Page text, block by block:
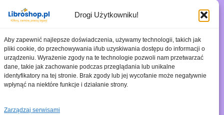
Drogi Użytkowniku!
Aby zapewnić najlepsze doświadczenia, używamy technologii, takich jak
pliki cookie, do przechowywania i/lub uzyskiwania dostępu do informacji o
urządzeniu. Wyrażenie zgody na te technologie pozwoli nam przetwarzać
dane, takie jak zachowanie podczas przeglądania lub unikalne
identyfikatory na tej stronie. Brak zgody lub jej wycofanie może negatywnie
wpłynąć na niektóre funkcje i działanie strony.
Zarządzaj serwisami